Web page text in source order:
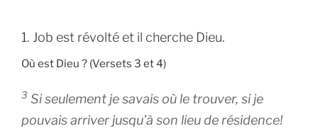
1. Job est révolté et il cherche Dieu.
Où est Dieu ? (Versets 3 et 4)
3 Si seulement je savais où le trouver, si je
pouvais arriver jusqu’à son lieu de résidence!